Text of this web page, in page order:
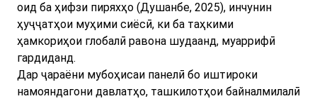
оид ба ҳифзи пиряхҳо (Душанбе, 2025), инчунин
ҳуҷҷатҳои муҳими сиёсӣ, ки ба таҳкими
ҳамкориҳои глобалӣ равона шудаанд, муаррифӣ
гардиданд.
Дар ҷараёни мубоҳисаи панелӣ бо иштироки
намояндагони давлатҳо, ташкилотҳои байналмилалӣ